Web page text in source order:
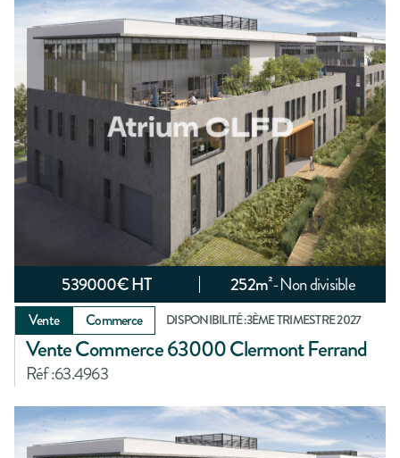
539000€ HT 252m²-Non divisible
Vente Commerce DISPONIBILITÉ :3ÈME TRIMESTRE 2027
Vente Commerce 63000 Clermont Ferrand
Réf :63.4963